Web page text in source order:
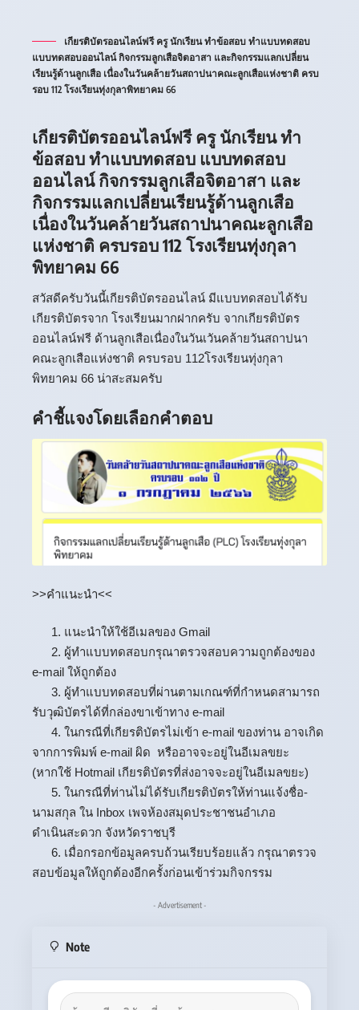
เกียรติบัตรออนไลน์ฟรี ครู นักเรียน ทำข้อสอบ ทำแบบทดสอบ
แบบทดสอบออนไลน์ กิจกรรมลูกเสือจิตอาสา และกิจกรรมแลกเปลี่ยน
เรียนรู้ด้านลูกเสือ เนื่องในวันคล้ายวันสถาปนาคณะลูกเสือแห่งชาติ ครบ
รอบ 112 โรงเรียนทุ่งกุลาพิทยาคม 66
เกียรติบัตรออนไลน์ฟรี ครู นักเรียน ทำ
ข้อสอบ ทำแบบทดสอบ แบบทดสอบ
ออนไลน์ กิจกรรมลูกเสือจิตอาสา และ
กิจกรรมแลกเปลี่ยนเรียนรู้ด้านลูกเสือ
เนื่องในวันคล้ายวันสถาปนาคณะลูกเสือ
แห่งชาติ ครบรอบ 112 โรงเรียนทุ่งกุลา
พิทยาคม 66
สวัสดีครับวันนี้เกียรติบัตรออนไลน์ มีแบบทดสอบได้รับ
เกียรติบัตรจาก โรงเรียนมากฝากครับ จากเกียรติบัตร
ออนไลน์ฟรี ด้านลูกเสือเนื่องในวันเวันคล้ายวันสถาปนา
คณะลูกเสือแห่งชาติ ครบรอบ 112โรงเรียนทุ่งกุลา
พิทยาคม 66 น่าสะสมครับ
คำชี้แจงโดยเลือกคำตอบ
>>คำแนะนำ<<
1. แนะนำให้ใช้อีเมลของ Gmail
2. ผู้ทำแบบทดสอบกรุณาตรวจสอบความถูกต้องของ
e-mail ให้ถูกต้อง
3. ผู้ทำแบบทดสอบที่ผ่านตามเกณฑ์ที่กำหนดสามารถ
รับวุฒิบัตรได้ที่กล่องขาเข้าทาง e-mail
4. ในกรณีที่เกียรติบัตรไม่เข้า e-mail ของท่าน อาจเกิด
จากการพิมพ์ e-mail ผิด หรืออาจจะอยู่ในอีเมลขยะ
(หากใช้ Hotmail เกียรติบัตรที่ส่งอาจจะอยู่ในอีเมลขยะ)
5. ในกรณีที่ท่านไม่ได้รับเกียรติบัตรให้ท่านแจ้งชื่อ-
นามสกุล ใน Inbox เพจห้องสมุดประชาชนอำเภอ
ดำเนินสะดวก จังหวัดราชบุรี
6. เมื่อกรอกข้อมูลครบถ้วนเรียบร้อยแล้ว กรุณาตรวจ
สอบข้อมูลให้ถูกต้องอีกครั้งก่อนเข้าร่วมกิจกรรม
- Advertisement -
Note